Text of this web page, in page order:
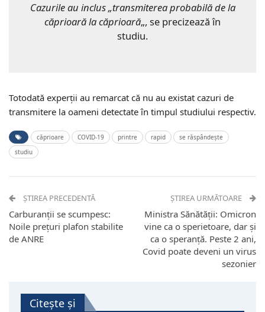
Cazurile au inclus „transmiterea probabilă de la
căprioară la căprioară„, se precizează în
studiu.
Totodată experţii au remarcat că nu au existat cazuri de
transmitere la oameni detectate în timpul studiului respectiv.
căprioare COVID-19 printre rapid
se răspândește
studiu
ȘTIREA PRECEDENTĂ
Carburanții se scumpesc:
Noile prețuri plafon stabilite
de ANRE
ȘTIREA URMĂTOARE
Ministra Sănătății: Omicron
vine ca o sperietoare, dar și
ca o speranță. Peste 2 ani,
Covid poate deveni un virus
sezonier
Citește și